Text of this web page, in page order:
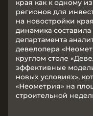
края как к одному
регионов для
на новостройки
динамика
департамента
девелопера
круглом столе
эффективные
новых условиях»,
«Неометрия» на
строительной